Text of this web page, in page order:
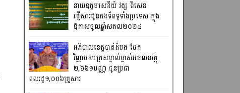
នាយឧត្តមសេនីយ៍ វង្ស ពិសេន
ផ្ញើសារជូនកងទ័ពទូទាំងប្រទេស ក្នុង
ឱកាសចូលឆ្នាំសកល២០២៤
អភិបាលខេត្តបាត់ដំបង ចែក
វិញ្ញាបនបត្រសម្គាល់ម្ចាស់អចលនវត្ថុ
២,៦៦១បណ្ណ ជូនប្រជា
ពលរដ្ឋ១,០០៦គ្រួសារ